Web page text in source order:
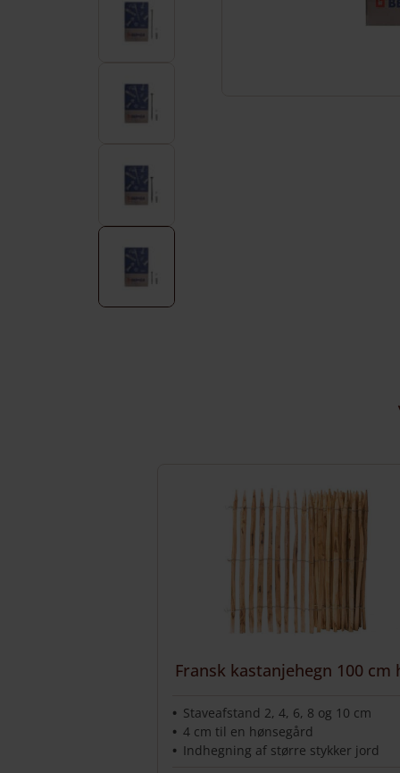
Fransk kastanjehegn 100 cm
Staveafstand 2, 4, 6, 8 og 10 cm
4 cm til en hønsegård
Indhegning af større stykker jord